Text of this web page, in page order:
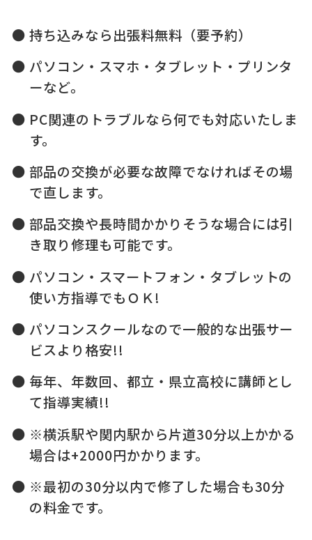
持ち込みなら出張料無料（要予約）
パソコン・スマホ・タブレット・プリンタ
ーなど。
PC関連のトラブルなら何でも対応いたしま
す。
部品の交換が必要な故障でなければその場
で直します。
部品交換や長時間かかりそうな場合には引
き取り修理も可能です。
パソコン・スマートフォン・タブレットの
使い方指導でもＯＫ!
パソコンスクールなので一般的な出張サー
ビスより格安!!
毎年、年数回、都立・県立高校に講師とし
て指導実績!!
※横浜駅や関内駅から片道30分以上かかる
場合は+2000円かかります。
※最初の30分以内で修了した場合も30分
の料金です。